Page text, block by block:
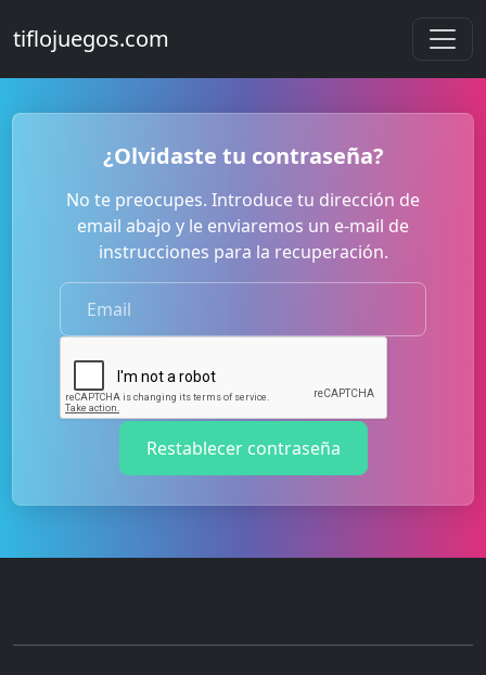
tiflojuegos.com
¿Olvidaste tu contraseña?
No te preocupes. Introduce tu dirección de
email abajo y le enviaremos un e-mail de
instrucciones para la recuperación.
Restablecer contraseña